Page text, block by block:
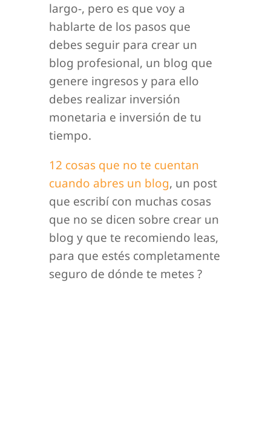
largo-, pero es que voy a
hablarte de los pasos que
debes seguir para crear un
blog profesional, un blog que
genere ingresos y para ello
debes realizar inversión
monetaria e inversión de tu
tiempo.
12 cosas que no te cuentan
cuando abres un blog, un post
que escribí con muchas cosas
que no se dicen sobre crear un
blog y que te recomiendo leas,
para que estés completamente
seguro de dónde te metes ?